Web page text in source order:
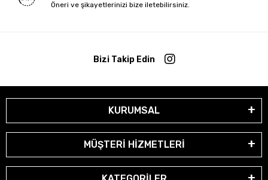
Öneri ve şikayetlerinizi bize iletebilirsiniz.
Bizi Takip Edin
KURUMSAL
MÜŞTERİ HİZMETLERİ